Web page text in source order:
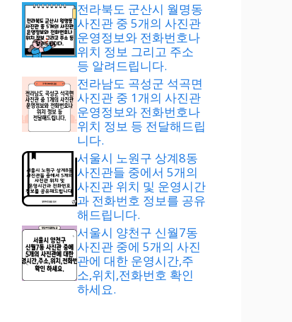
전라북도 군산시 월명동
사진관 중 5개의 사진관
운영정보와 전화번호나
위치 정보 그리고 주소
등 알려드립니다.
전라남도 곡성군 석곡면
사진관 중 1개의 사진관
운영정보와 전화번호나
위치 정보 등 전달해드립
니다.
서울시 노원구 상계8동
사진관들 중에서 5개의
사진관 위치 및 운영시간
과 전화번호 정보를 공유
해드립니다.
서울시 양천구 신월7동
사진관 중에 5개의 사진
관에 대한 운영시간,주
소,위치,전화번호 확인
하세요.